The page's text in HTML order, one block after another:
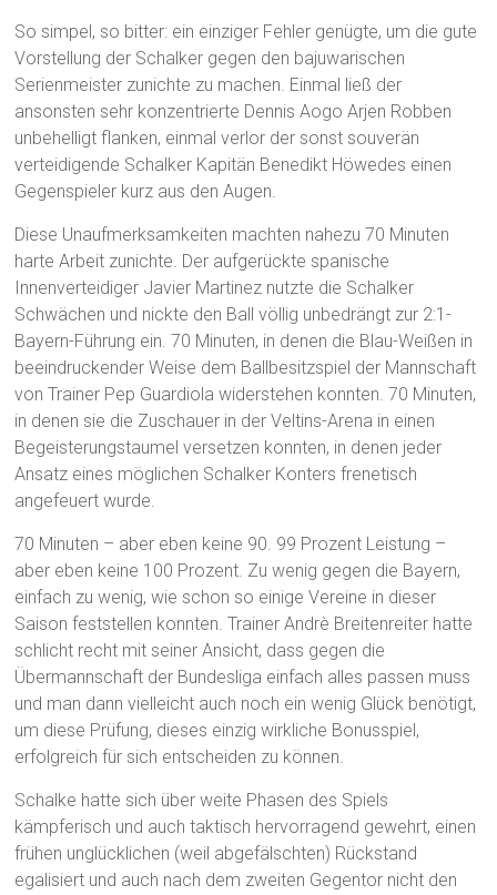
So simpel, so bitter: ein einziger Fehler genügte, um die gute
Vorstellung der Schalker gegen den bajuwarischen
Serienmeister zunichte zu machen. Einmal ließ der
ansonsten sehr konzentrierte Dennis Aogo Arjen Robben
unbehelligt flanken, einmal verlor der sonst souverän
verteidigende Schalker Kapitän Benedikt Höwedes einen
Gegenspieler kurz aus den Augen.
Diese Unaufmerksamkeiten machten nahezu 70 Minuten
harte Arbeit zunichte. Der aufgerückte spanische
Innenverteidiger Javier Martinez nutzte die Schalker
Schwächen und nickte den Ball völlig unbedrängt zur 2:1-
Bayern-Führung ein. 70 Minuten, in denen die Blau-Weißen in
beeindruckender Weise dem Ballbesitzspiel der Mannschaft
von Trainer Pep Guardiola widerstehen konnten. 70 Minuten,
in denen sie die Zuschauer in der Veltins-Arena in einen
Begeisterungstaumel versetzen konnten, in denen jeder
Ansatz eines möglichen Schalker Konters frenetisch
angefeuert wurde.
70 Minuten – aber eben keine 90. 99 Prozent Leistung –
aber eben keine 100 Prozent. Zu wenig gegen die Bayern,
einfach zu wenig, wie schon so einige Vereine in dieser
Saison feststellen konnten. Trainer Andrè Breitenreiter hatte
schlicht recht mit seiner Ansicht, dass gegen die
Übermannschaft der Bundesliga einfach alles passen muss
und man dann vielleicht auch noch ein wenig Glück benötigt,
um diese Prüfung, dieses einzig wirkliche Bonusspiel,
erfolgreich für sich entscheiden zu können.
Schalke hatte sich über weite Phasen des Spiels
kämpferisch und auch taktisch hervorragend gewehrt, einen
frühen unglücklichen (weil abgefälschten) Rückstand
egalisiert und auch nach dem zweiten Gegentor nicht den